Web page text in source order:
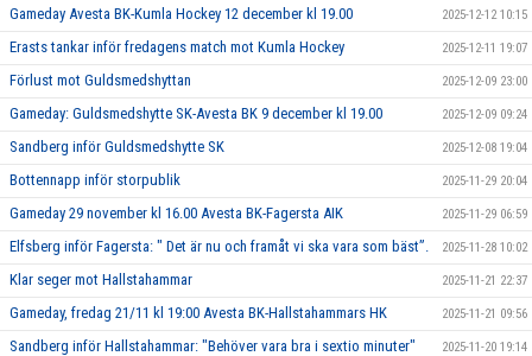
Gameday Avesta BK-Kumla Hockey 12 december kl 19.00 2025-12-12 10:15
Erasts tankar inför fredagens match mot Kumla Hockey 2025-12-11 19:07
Förlust mot Guldsmedshyttan 2025-12-09 23:00
Gameday: Guldsmedshytte SK-Avesta BK 9 december kl 19.00 2025-12-09 09:24
Sandberg inför Guldsmedshytte SK 2025-12-08 19:04
Bottennapp inför storpublik 2025-11-29 20:04
Gameday 29 november kl 16.00 Avesta BK-Fagersta AIK 2025-11-29 06:59
Elfsberg inför Fagersta: " Det är nu och framåt vi ska vara som bäst”. 2025-11-28 10:02
Klar seger mot Hallstahammar 2025-11-21 22:37
Gameday, fredag 21/11 kl 19:00 Avesta BK-Hallstahammars HK 2025-11-21 09:56
Sandberg inför Hallstahammar: "Behöver vara bra i sextio minuter" 2025-11-20 19:14